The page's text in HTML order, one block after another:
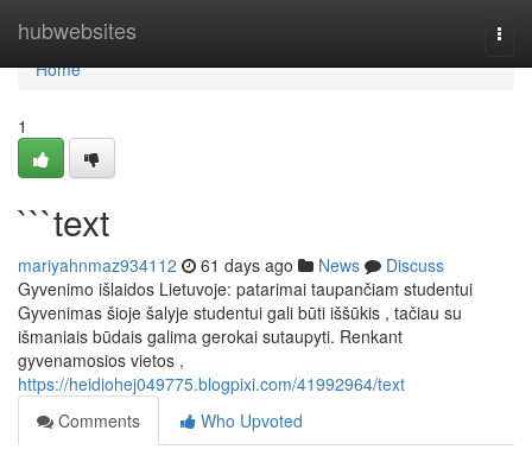
hubwebsites
Home
Home
1
```text
mariyahnmaz934112 61 days ago News
Discuss
Gyvenimo išlaidos Lietuvoje: patarimai taupančiam studentui
Gyvenimas šioje šalyje studentui gali būti iššūkis , tačiau su
išmaniais būdais galima gerokai sutaupyti. Renkant
gyvenamosios vietos ,
https://heidiohej049775.blogpixi.com/41992964/text
Comments
Who Upvoted